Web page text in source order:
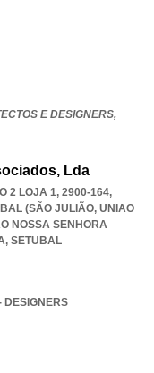
E DESIGNERS,
Lda
2 LOJA 1, 2900-164,
(SÃO JULIÃO, UNIAO
NOSSA SENHORA
, SETUBAL